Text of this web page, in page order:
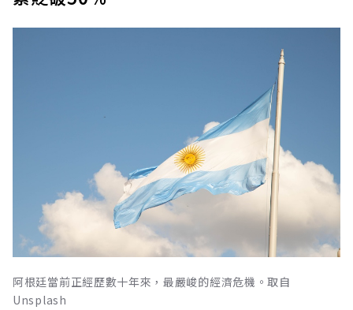
阿根廷當前正經歷數十年來，最嚴峻的經濟危機。取自
Unsplash